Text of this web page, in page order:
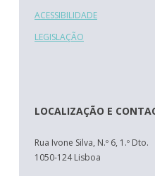
ACESSIBILIDADE
LEGISLAÇÃO
LOCALIZAÇÃO E
Rua Ivone Silva, N.º 6, 1.º Dto.
1050-124 Lisboa